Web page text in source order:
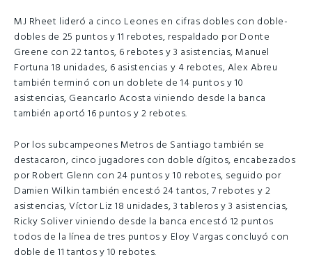
MJ Rheet lideró a cinco Leones en cifras dobles con doble-
dobles de 25 puntos y 11 rebotes, respaldado por Donte
Greene con 22 tantos, 6 rebotes y 3 asistencias, Manuel
Fortuna 18 unidades, 6 asistencias y 4 rebotes, Alex Abreu
también terminó con un doblete de 14 puntos y 10
asistencias, Geancarlo Acosta viniendo desde la banca
también aportó 16 puntos y 2 rebotes.
Por los subcampeones Metros de Santiago también se
destacaron, cinco jugadores con doble dígitos, encabezados
por Robert Glenn con 24 puntos y 10 rebotes, seguido por
Damien Wilkin también encestó 24 tantos, 7 rebotes y 2
asistencias, Víctor Liz 18 unidades, 3 tableros y 3 asistencias,
Ricky Soliver viniendo desde la banca encestó 12 puntos
todos de la línea de tres puntos y Eloy Vargas concluyó con
doble de 11 tantos y 10 rebotes.